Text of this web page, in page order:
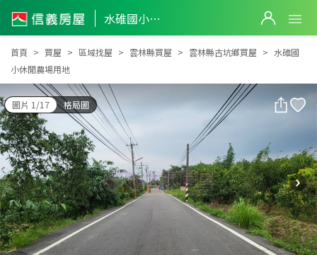
水碓國小休閒農場用地
水碓國小休閒農場用地
首頁 買屋 區域找屋 雲林縣買屋 雲林縣古坑鄉買屋
水碓國
小休閒農場用地
圖片 1/17 格局圖